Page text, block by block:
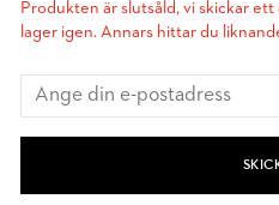
Produkten är slutsåld, vi skickar
lager igen. Annars hittar du